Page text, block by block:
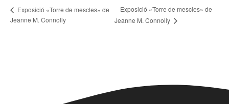
Exposició «Torre de mescles» de
Jeanne M. Connolly
Exposició «Torre de mescles» de
Jeanne M. Connolly